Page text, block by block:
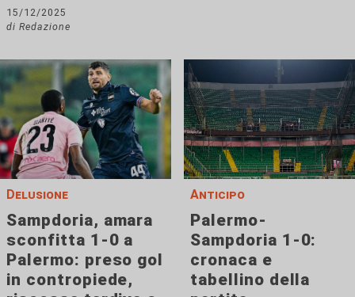
15/12/2025
di Redazione
Delusione
Sampdoria, amara
sconfitta 1-0 a
Palermo: preso gol
in contropiede,
Anticipo
Palermo-
Sampdoria 1-0:
cronaca e
tabellino della